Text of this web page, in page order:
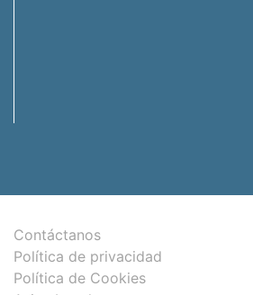
Contáctanos
Política de privacidad
Política de Cookies